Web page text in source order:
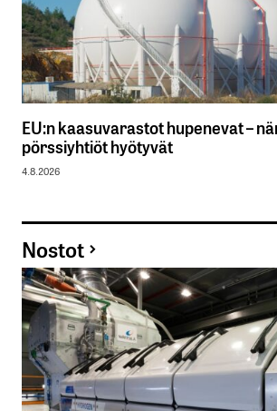
EU:n kaasuvarastot hupenevat –
pörssiyhtiöt hyötyvät
4.8.2026
Nostot